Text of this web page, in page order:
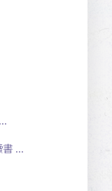
...